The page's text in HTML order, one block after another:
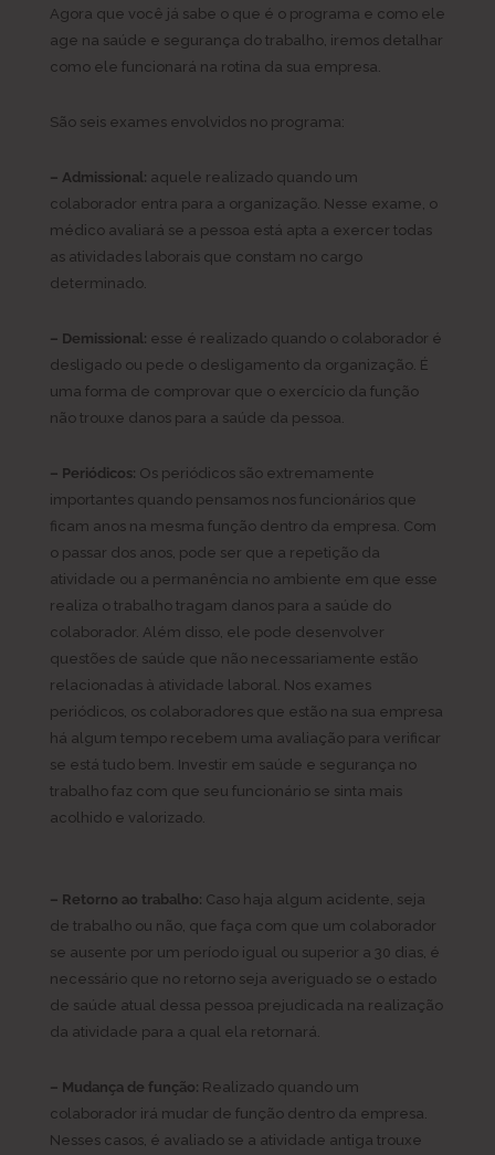
Agora que você já sabe o que é o programa e como ele
age na saúde e segurança do trabalho, iremos detalhar
como ele funcionará na rotina da sua empresa.
São seis exames envolvidos no programa:
– Admissional: aquele realizado quando um
colaborador entra para a organização. Nesse exame, o
médico avaliará se a pessoa está apta a exercer todas
as atividades laborais que constam no cargo
determinado.
– Demissional: esse é realizado quando o colaborador é
desligado ou pede o desligamento da organização. É
uma forma de comprovar que o exercício da função
não trouxe danos para a saúde da pessoa.
– Periódicos: Os periódicos são extremamente
importantes quando pensamos nos funcionários que
ficam anos na mesma função dentro da empresa. Com
o passar dos anos, pode ser que a repetição da
atividade ou a permanência no ambiente em que esse
realiza o trabalho tragam danos para a saúde do
colaborador. Além disso, ele pode desenvolver
questões de saúde que não necessariamente estão
relacionadas à atividade laboral. Nos exames
periódicos, os colaboradores que estão na sua empresa
há algum tempo recebem uma avaliação para verificar
se está tudo bem. Investir em saúde e segurança no
trabalho faz com que seu funcionário se sinta mais
acolhido e valorizado.
– Retorno ao trabalho: Caso haja algum acidente, seja
de trabalho ou não, que faça com que um colaborador
se ausente por um período igual ou superior a 30 dias, é
necessário que no retorno seja averiguado se o estado
de saúde atual dessa pessoa prejudicada na realização
da atividade para a qual ela retornará.
– Mudança de função: Realizado quando um
colaborador irá mudar de função dentro da empresa.
Nesses casos, é avaliado se a atividade antiga trouxe